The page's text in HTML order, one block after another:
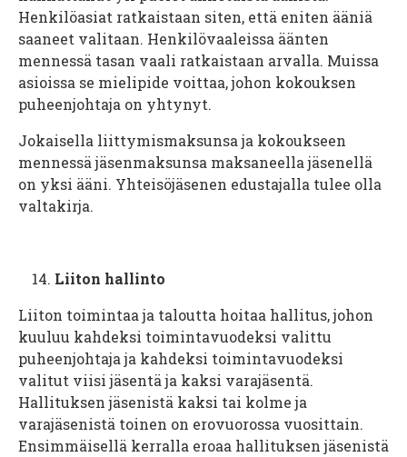
Henkilöasiat ratkaistaan siten, että eniten ääniä
saaneet valitaan. Henkilövaaleissa äänten
mennessä tasan vaali ratkaistaan arvalla. Muissa
asioissa se mielipide voittaa, johon kokouksen
puheenjohtaja on yhtynyt.
Jokaisella liittymismaksunsa ja kokoukseen
mennessä jäsenmaksunsa maksaneella jäsenellä
on yksi ääni. Yhteisöjäsenen edustajalla tulee olla
valtakirja.
Liiton hallinto
Liiton toimintaa ja taloutta hoitaa hallitus, johon
kuuluu kahdeksi toimintavuodeksi valittu
puheenjohtaja ja kahdeksi toimintavuodeksi
valitut viisi jäsentä ja kaksi varajäsentä.
Hallituksen jäsenistä kaksi tai kolme ja
varajäsenistä toinen on erovuorossa vuosittain.
Ensimmäisellä kerralla eroaa hallituksen jäsenistä